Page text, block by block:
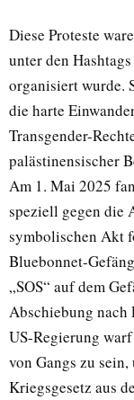
Diese Proteste
unter den
organisiert wurde.
die harte
Transgender-
palästinensischer
Am 1. Mai 2025
speziell gegen die
symbolischen Akt
Bluebonnet-
„SOS“ auf dem
Abschiebung nach
US-Regierung
von Gangs zu
Kriegsgesetz aus